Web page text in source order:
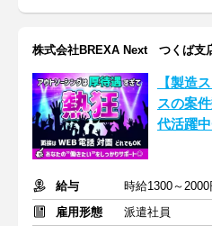
株式会社BREXA Next つくば支
【製造
スの案
代活躍
給与
時給1300～
雇用形態
派遣社員